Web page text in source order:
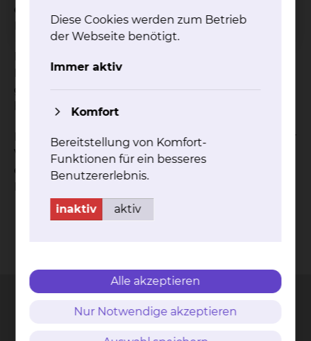
entsprechend der standortspezifischen
Fachrichtungen variieren.
Klinikums Braunschweig gGmbH decken das
gesamte, breit gefächerte Spektrum der zu
behandelnden Erkrankungen ab.
Dafür stehen insgesamt 50 Physiotherapeuten zur
Verfügung, deren Leitung an jedem Standort aus
einer ärztlichen und einer physiotherapeutischen
Diese Cookies werden zum Betrieb
der Webseite benötigt.
Immer aktiv
Komfort
Bereitstellung von Komfort-
Funktionen für ein besseres
Benutzererlebnis.
inaktiv aktiv
Alle akzeptieren
Nur Notwendige akzeptieren